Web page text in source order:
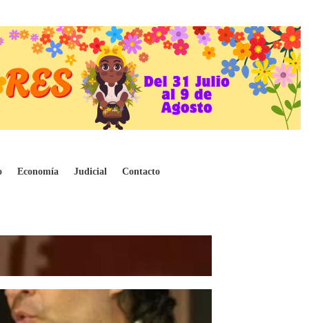
Economía Judicial Contacto